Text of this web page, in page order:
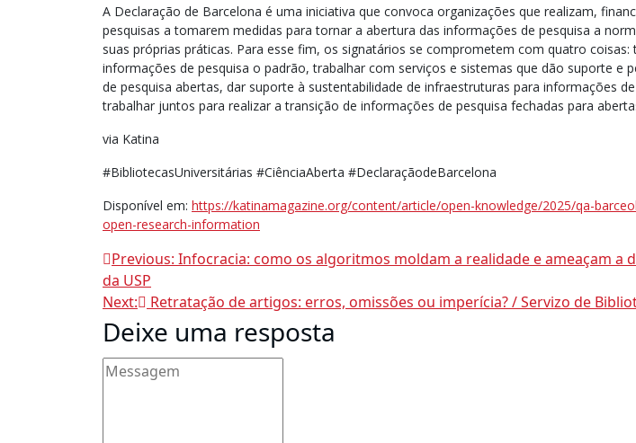
A Declaração de Barcelona é uma iniciativa que convoca organizações que realizam,
pesquisas a tomarem medidas para tornar a abertura das informações de pesquisa a
suas próprias práticas. Para esse fim, os signatários se comprometem com quatro coisas:
informações de pesquisa o padrão, trabalhar com serviços e sistemas que dão suporte e
de pesquisa abertas, dar suporte à sustentabilidade de infraestruturas para informações
trabalhar juntos para realizar a transição de informações de pesquisa fechadas para
via Katina
#BibliotecasUniversitárias #CiênciaAberta #DeclaraçãodeBarcelona
Disponível em: https://katinamagazine.org/content/article/open-knowledge/2025/qa-
open-research-information
Navegação
de
Post
Previous: Infocracia: como os algoritmos moldam a realidade e ameaçam a
da USP
Next:
Retratação de artigos: erros, omissões ou imperícia? / Servizo de
Deixe uma resposta